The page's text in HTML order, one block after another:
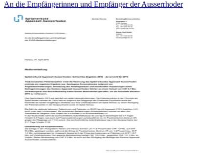
An die Empfängerinnen und Empfänger der Ausserrhoder